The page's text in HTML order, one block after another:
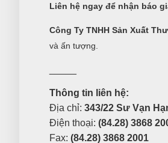
Liên hệ ngay để nhận báo
Công Ty TNHH Sản Xuất
và ấn tượng.
Thông tin liên hệ:
Địa chỉ: 343/22 Sư Vạn
Điện thoại: (84.28) 3868
Fax: (84.28) 3868 2001